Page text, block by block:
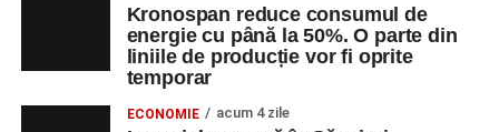
Kronospan reduce consumul de
energie cu până la 50%. O parte din
liniile de producție vor fi oprite
temporar
ECONOMIE acum 4 zile